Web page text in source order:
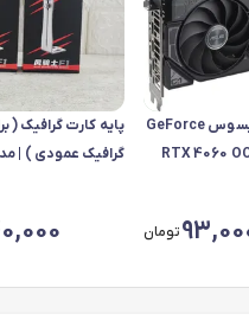
کارت گرافیک ایسوس GeForce
RTX 4060
تومان
پایه کارت گرافیک (